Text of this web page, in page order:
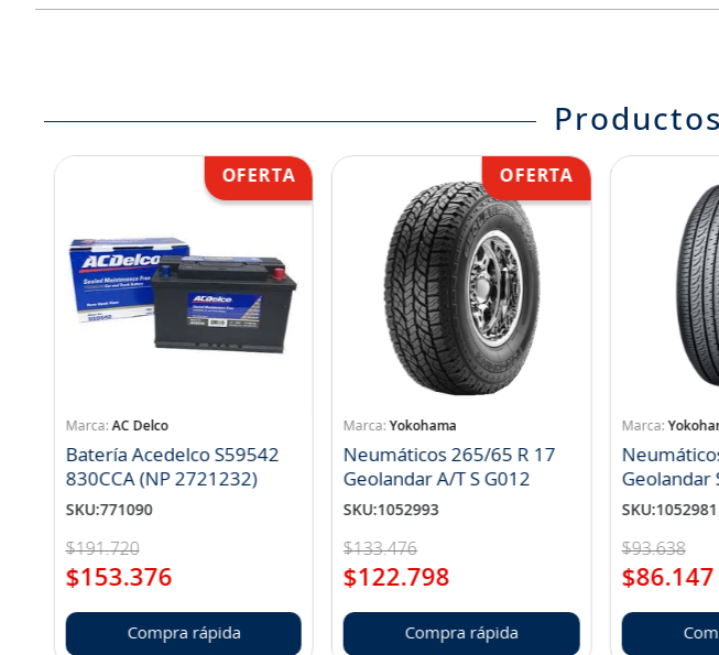
AC Delco
Batería Acedelco S59542
830CCA (NP 2721232)
SKU:771090
$191.720
$153.376
Compra rápida
Yokohama
Neumáticos 265/65 R 17
Geolandar A/T S G012
SKU:1052993
$133.476
$122.798
Compra rápida
Geolandar
SKU:1052981
$93.638
$86.147